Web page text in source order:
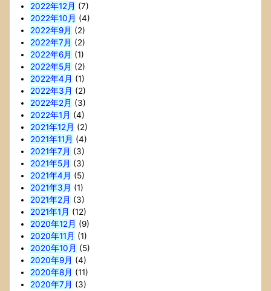
2022年12月 (7)
2022年10月 (4)
2022年9月 (2)
2022年7月 (2)
2022年6月 (1)
2022年5月 (2)
2022年4月 (1)
2022年3月 (2)
2022年2月 (3)
2022年1月 (4)
2021年12月 (2)
2021年11月 (4)
2021年7月 (3)
2021年5月 (3)
2021年4月 (5)
2021年3月 (1)
2021年2月 (3)
2021年1月 (12)
2020年12月 (9)
2020年11月 (1)
2020年10月 (5)
2020年9月 (4)
2020年8月 (11)
2020年7月 (3)